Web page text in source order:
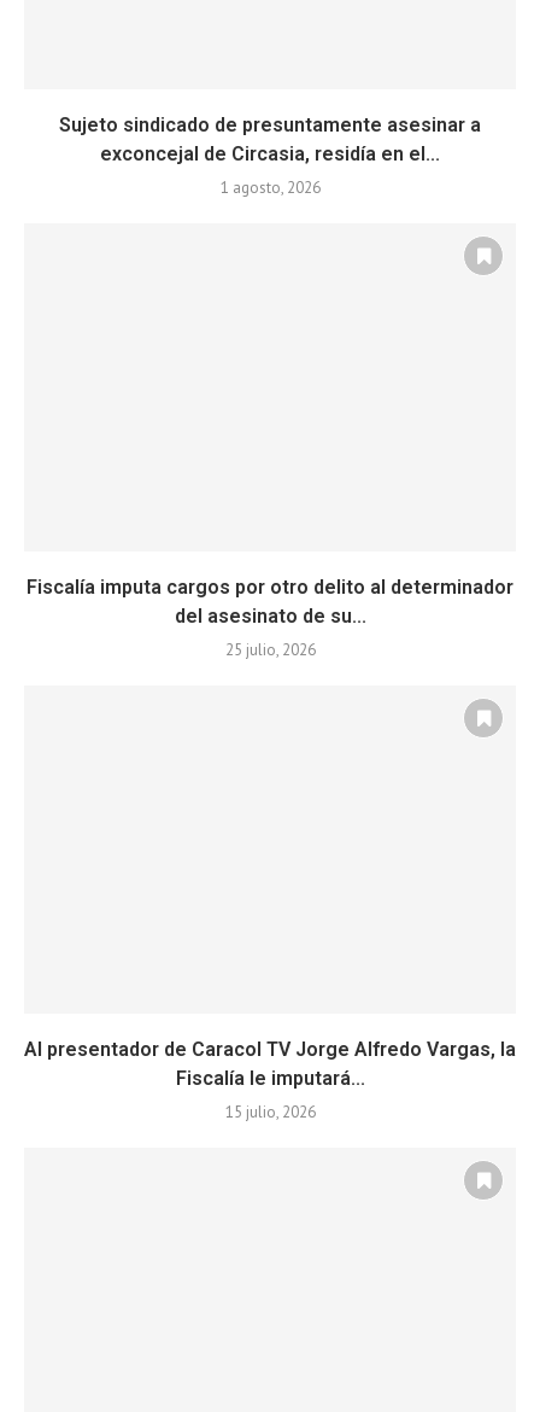
Sujeto sindicado de presuntamente asesinar a
exconcejal de Circasia, residía en el...
1 agosto, 2026
Fiscalía imputa cargos por otro delito al determinador
del asesinato de su...
25 julio, 2026
Al presentador de Caracol TV Jorge Alfredo Vargas, la
Fiscalía le imputará...
15 julio, 2026